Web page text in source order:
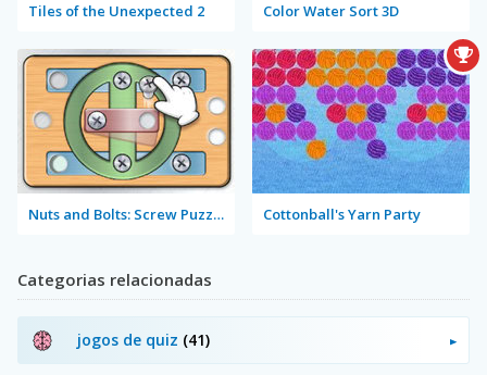
Tiles of the Unexpected 2 Color Water Sort 3D
Nuts and Bolts: Screw Puzzle Cottonball's Yarn Party
Categorias relacionadas
jogos de quiz (41)